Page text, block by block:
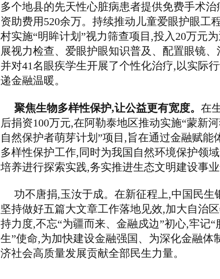
多个地县的先天性心脏病患者提供免费手术治
资助费用520余万。持续推动儿童爱眼护眼工
村实施“明眸计划”视力筛查项目,投入20万元
展视力检查、爱眼护眼知识普及、配置眼镜
并对41名眼疾学生开展了个性化治疗,以实际
递金融温暖。
聚焦生物多样性保护,让公益更有宽度。 在
后捐资100万元,在阿勒泰地区推动实施“蒙新
自然保护者萌芽计划”项目,旨在通过金融赋能
多样性保护工作,同时为我国自然环境保护领
培养进行探索实践,务实推进生态文明建设事
功不唐捐,玉汝于成。在新征程上,中国民生
坚持做好五篇大文章工作落地见效,加大自治
持力度,不忘“为疆而来、金融戍边”初心,牢记
生”使命,为加快建设金融强国、为深化金融体
济社会高质量发展贡献全部民生力量。